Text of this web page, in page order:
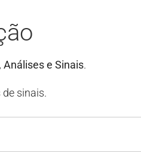
Análises e Sinais.
sinais.